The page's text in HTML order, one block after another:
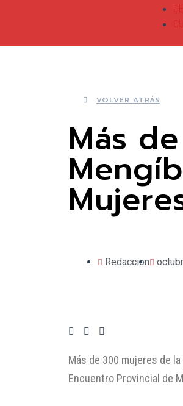
VOLVER ATRÁS
Más
Redaccion
Más de 300 mujeres de
Encuentro Provincial de